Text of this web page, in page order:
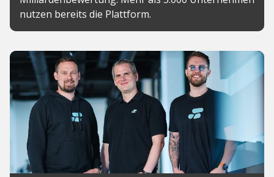
nutzen bereits die Plattform.